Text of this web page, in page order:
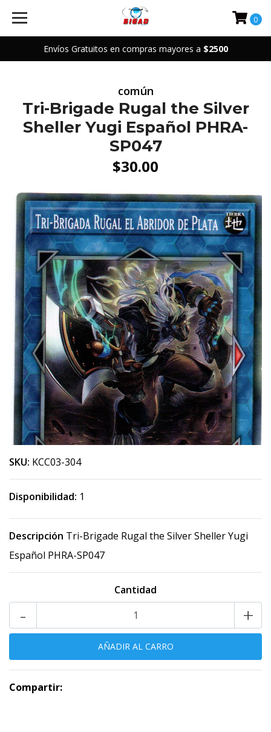
Envíos Gratuitos en compras mayores a $2500
0
común
Tri-Brigade Rugal the Silver
Sheller Yugi Español PHRA-
SP047
$30.00
SKU: KCC03-304
Disponibilidad: 1
Descripción Tri-Brigade Rugal the Silver Sheller Yugi
Español PHRA-SP047
Cantidad
+
-
Compartir: